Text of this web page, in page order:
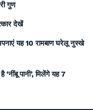
गुण
देखें
यह 10 रामबाण घरेलू नुस्खे
‘नींबू पानी’, मिलेंगे यह 7